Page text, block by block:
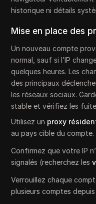
historique ni détails
Mise en place des
Un nouveau compte
normal, sauf si l’IP
quelques heures. Les
des principaux
les réseaux sociaux.
stable et vérifiez les
Utilisez un proxy
au pays cible du compte.
Confirmez que votre IP
signalés (recherchez les
Verrouillez chaque
plusieurs comptes depuis